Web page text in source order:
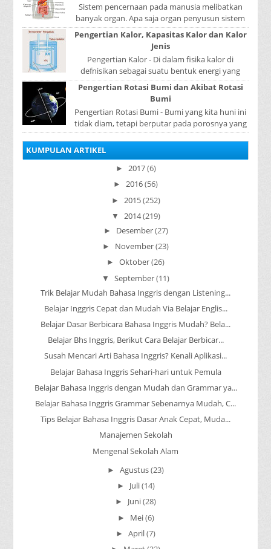
Sistem pencernaan pada manusia melibatkan
banyak organ. Apa saja organ penyusun sistem
pencernaan pada manusia ? Organ penyusun
sistem p...
Pengertian Kalor, Kapasitas Kalor dan Kalor
Jenis
Pengertian Kalor - Di dalam fisika kalor di
defnisikan sebagai suatu bentuk energi yang
dapat berpindah atau mengalir dari benda yang
...
Pengertian Rotasi Bumi dan Akibat Rotasi
Bumi
Pengertian Rotasi Bumi - Bumi yang kita huni ini
tidak diam, tetapi berputar pada porosnya yang
disebut rotasi bumi. Waktu yang diperlukan...
KUMPULAN ARTIKEL
► 2017(6)
► 2016(56)
► 2015(252)
▼ 2014(219)
► Desember(27)
► November(23)
► Oktober(26)
▼ September(11)
Trik Belajar Mudah Bahasa Inggris dengan Listening...
Belajar Inggris Cepat dan Mudah Via Belajar Englis...
Belajar Dasar Berbicara Bahasa Inggris Mudah? Bela...
Belajar Bhs Inggris, Berikut Cara Belajar Berbicar...
Susah Mencari Arti Bahasa Inggris? Kenali Aplikasi...
Belajar Bahasa Inggris Sehari-hari untuk Pemula
Belajar Bahasa Inggris dengan Mudah dan Grammar ya...
Belajar Bahasa Inggris Grammar Sebenarnya Mudah, C...
Tips Belajar Bahasa Inggris Dasar Anak Cepat, Muda...
Manajemen Sekolah
Mengenal Sekolah Alam
► Agustus(23)
► Juli(14)
► Juni(28)
► Mei(6)
► April(7)